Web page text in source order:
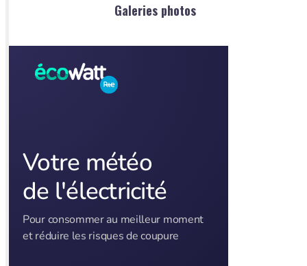
Galeries photos